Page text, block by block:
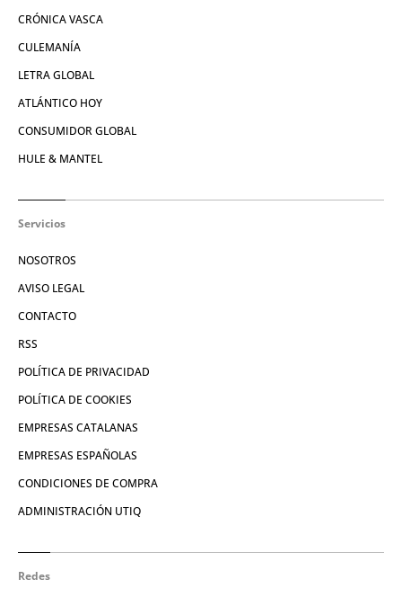
CRÓNICA VASCA
CULEMANÍA
LETRA GLOBAL
ATLÁNTICO HOY
CONSUMIDOR GLOBAL
HULE & MANTEL
Servicios
NOSOTROS
AVISO LEGAL
CONTACTO
RSS
POLÍTICA DE PRIVACIDAD
POLÍTICA DE COOKIES
EMPRESAS CATALANAS
EMPRESAS ESPAÑOLAS
CONDICIONES DE COMPRA
ADMINISTRACIÓN UTIQ
Redes